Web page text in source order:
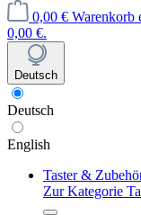
0,00 € Warenkorb
0,00 €.
Deutsch
Deutsch
English
Taster &
Zur Kategorie